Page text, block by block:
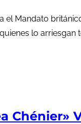
el Mandato
lo arriesgan
Chénier»